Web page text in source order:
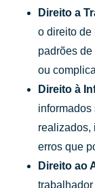
Direito a
o direito de
padrões
ou
Direito à
informados
realizados,
erros que
Direito ao